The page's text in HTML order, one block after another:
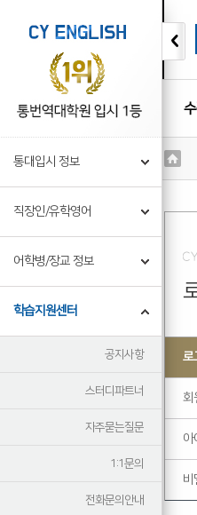
통대입시 정보
직장인/유학영어
어학병/장교 정보
학습지원센터
공지사항
스터디파트너
자주묻는질문
1:1문의
전화문의안내
기
정
로
회
아
비